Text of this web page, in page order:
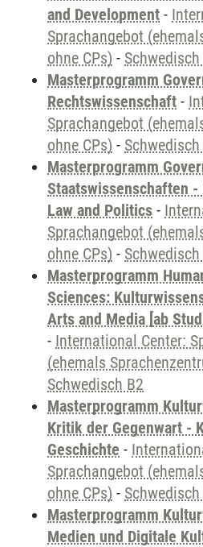
and Development -
Sprachangebot
ohne CPs) - Schwedisch
Masterprogramm
Rechtswissenschaft -
Sprachangebot
ohne CPs) - Schwedisch
Masterprogramm
Staatswissenschaften
Law and Politics -
Sprachangebot
ohne CPs) - Schwedisch
Masterprogramm
Sciences:
Arts and Media [ab
- International Center:
(ehemals
Schwedisch B2
Masterprogramm
Kritik der Gegenwart -
Geschichte -
Sprachangebot
ohne CPs) - Schwedisch
Masterprogramm
Medien und Digitale